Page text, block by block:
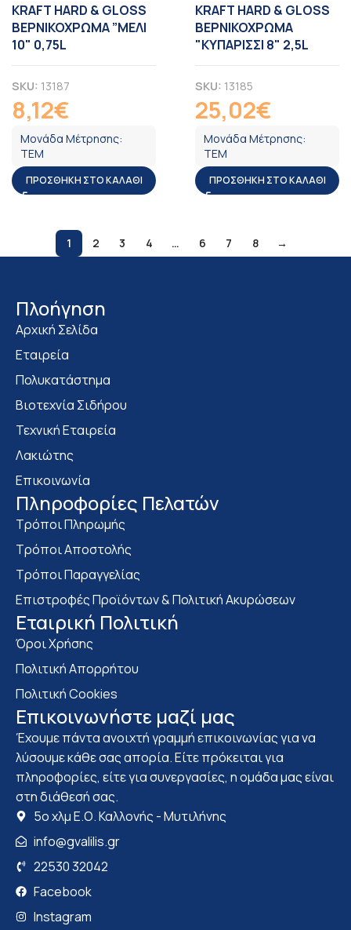
KRAFT HARD & GLOSS
ΒΕΡΝΙΚΟΧΡΩΜΑ ”ΜΕΛΙ
10" 0,75L
SKU: 13187
8,12€
Μονάδα Μέτρησης:
ΤΕΜ
ΠΡΟΣΘΉΚΗ ΣΤΟ ΚΑΛΆΘΙ
KRAFT HARD & GLOSS
ΒΕΡΝΙΚΟΧΡΩΜΑ
"ΚΥΠΑΡΙΣΣΙ 8" 2,5L
SKU: 13185
25,02€
Μονάδα Μέτρησης:
ΤΕΜ
ΠΡΟΣΘΉΚΗ ΣΤΟ ΚΑΛΆΘΙ
1 2 3 4 … 6 7 8 →
Πλοήγηση
Αρχική Σελίδα
Εταιρεία
Πολυκατάστημα
Bιοτεχνία Σιδήρου
Τεχνική Εταιρεία
Λακιώτης
Επικοινωνία
Πληροφορίες Πελατών
Τρόποι Πληρωμής
Τρόποι Αποστολής
Τρόποι Παραγγελίας
Επιστροφές Προϊόντων & Πολιτική Ακυρώσεων
Eταιρική Πολιτική
Όροι Χρήσης
Πολιτική Απορρήτου
Πολιτική Cookies
Επικοινωνήστε μαζί μας
Έχουμε πάντα ανοιχτή γραμμή επικοινωνίας για να
λύσουμε κάθε σας απορία. Είτε πρόκειται για
πληροφορίες, είτε για συνεργασίες, η ομάδα μας είναι
στη διάθεσή σας.
5ο χλμ Ε.Ο. Καλλονής - Μυτιλήνης
info@gvalilis.gr
22530 32042
Facebook
Instagram